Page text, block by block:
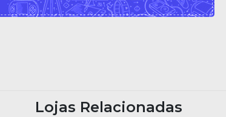
Lojas Relacionadas